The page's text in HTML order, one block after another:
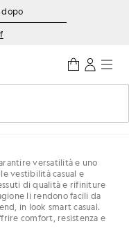
dopo
versatilità e uno
vestibilità casual e
di qualità e rifiniture
li rendono facili da
in look smart casual.
comfort, resistenza e